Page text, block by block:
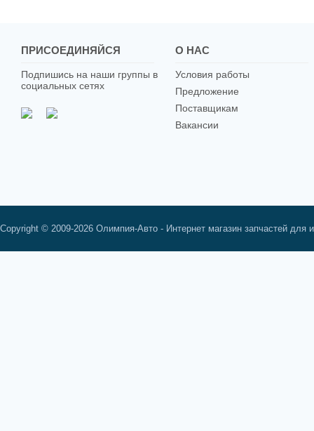
ПРИСОЕДИНЯЙСЯ
Подпишись на наши группы в
социальных сетях
О НАС
Условия работы
Предложение
Поставщикам
Вакансии
Copyright © 2009-2026 Олимпия-Авто - Интернет магазин запчастей для